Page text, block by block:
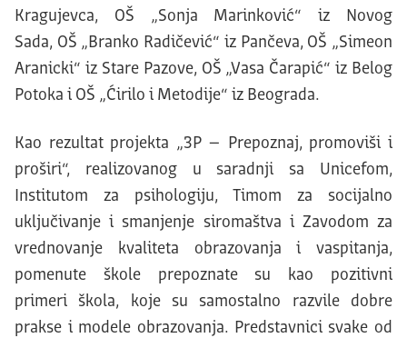
Kragujevca, OŠ „Sonja Marinković“ iz Novog
Sada, OŠ „Branko Radičević“ iz Pančeva, OŠ „Simeon
Aranicki“ iz Stare Pazove, OŠ „Vasa Čarapić“ iz Belog
Potoka i OŠ „Ćirilo i Metodije“ iz Beograda.
Kao rezultat projekta „3P – Prepoznaj, promoviši i
proširi“, realizovanog u saradnji sa Unicefom,
Institutom za psihologiju, Timom za socijalno
uključivanje i smanjenje siromaštva i Zavodom za
vrednovanje kvaliteta obrazovanja i vaspitanja,
pomenute škole prepoznate su kao pozitivni
primeri
škola, koje su samostalno razvile dobre
prakse i modele obrazovanja. Predstavnici svake od